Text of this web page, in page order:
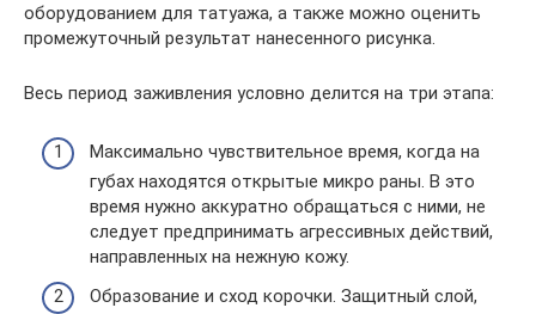
оборудованием для татуажа, а также можно оценить
промежуточный результат нанесенного рисунка.
Весь период заживления условно делится на три этапа:
Максимально чувствительное время, когда на
губах находятся открытые микро раны. В это
время нужно аккуратно обращаться с ними, не
следует предпринимать агрессивных действий,
направленных на нежную кожу.
Образование и сход корочки. Защитный слой,